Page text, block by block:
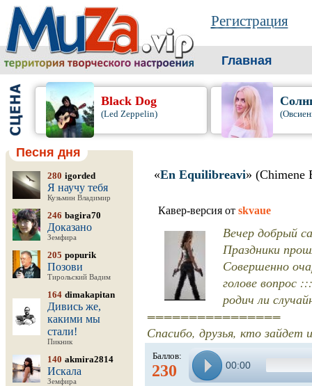
Регистрация
Главная
Black Dog
(Led Zeppelin)
Песня дня
280 igorded
Я научу тебя
Кузьмин Владимир
246 bagira70
Доказано
Земфира
205 popurik
Позови
Тирольский Вадим
164 dimakapitan
Дивись же,
какими мы
стали!
Пикник
140 akmira2814
Искала
Земфира
«En Equilibreavi» (Chimene
Кавер-версия от skvaue
Вечер добрый
Праздники
Совершенно
голове вопрос
родич ли
================
Спасибо, друзья, кто
Баллов:
230 00:00